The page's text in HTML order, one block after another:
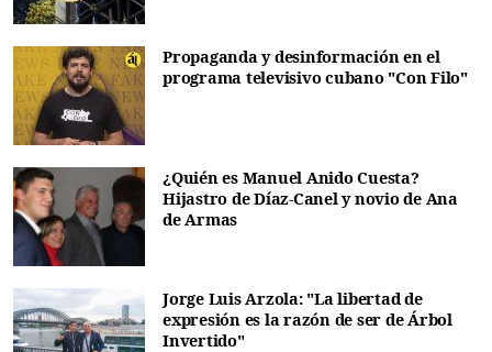
Propaganda y desinformación en el
programa televisivo cubano "Con Filo"
¿Quién es Manuel Anido Cuesta?
Hijastro de Díaz-Canel y novio de Ana
de Armas
Jorge Luis Arzola: "La libertad de
expresión es la razón de ser de Árbol
Invertido"